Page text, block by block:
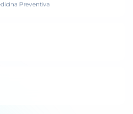
Preventiva